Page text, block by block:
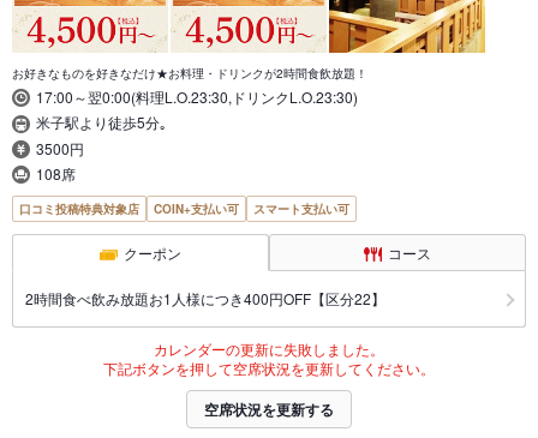
お好きなものを好きなだけ★お料理・ドリンクが2時間食飲放題！
17:00～翌0:00(料理L.O.23:30,ドリンクL.O.23:30)
米子駅より徒歩5分｡
3500円
108席
口コミ投稿特典対象店 COIN+支払い可 スマート支払い可
クーポン コース
2時間食べ飲み放題お1人様につき400円OFF【区分22】
カレンダーの更新に失敗しました。
下記ボタンを押して空席状況を更新してください。
空席状況を更新する